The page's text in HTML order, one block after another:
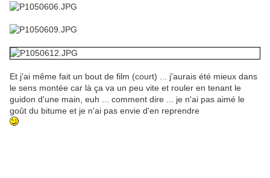
Et j'ai même fait un bout de film (court) ... j'aurais été mieux dans
le sens montée car là ça va un peu vite et rouler en tenant le
guidon d'une main, euh ... comment dire ... je n'ai pas aimé le
goût du bitume et je n'ai pas envie d'en reprendre